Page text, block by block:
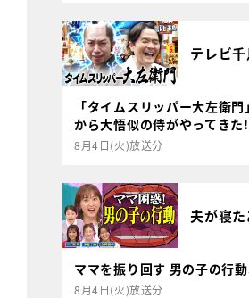
テレビ
「タイムスリッパー大左衛
から大悟似の侍がやってきた
8月4日(火)放送分
夫が寝
ママを振り回す 男の子の行
8月4日(火)放送分